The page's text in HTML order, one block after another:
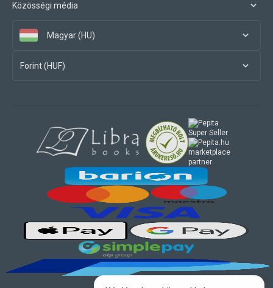
Közösségi média
Magyar (HU)
Forint (HUF)
marketplace
partner